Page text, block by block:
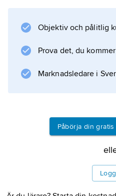
förläggs till handflatan,
Information om
Objektiv och pålitlig
Prova det, du
Marknadsledare i
Påbörja din